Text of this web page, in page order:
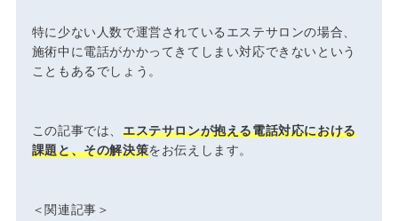
特に少ない人数で運営されているエステサロンの場合、
施術中に電話がかかってきてしまい対応できないという
こともあるでしょう。
この記事では、エステサロンが抱える電話対応における
課題と、その解決策をお伝えします。
＜関連記事＞